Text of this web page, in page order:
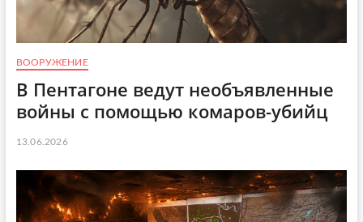
ВООРУЖЕНИЕ
В Пентагоне ведут необъявленные
войны с помощью комаров-убийц
13.06.2026